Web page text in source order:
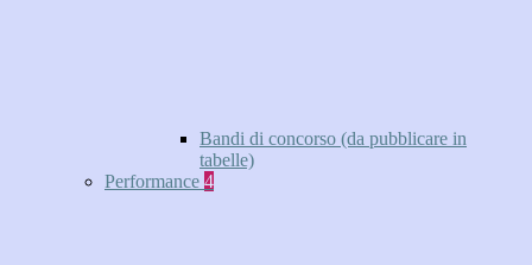
Bandi di concorso (da pubblicare in
tabelle)
Performance 4